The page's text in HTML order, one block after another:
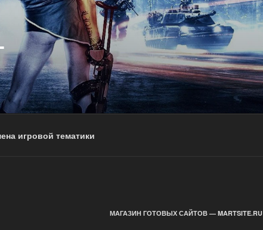
игровой тематики
МАГАЗИН ГОТОВЫХ САЙТОВ — MARTSITE.RU